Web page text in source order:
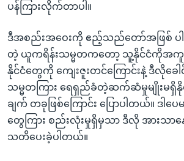
ပန်ကြားလိုက်တာပါ။
ဒီအစည်းအဝေးကို ဧည့်သည်တော်အဖြစ် ပ
တဲ့ ယူကရိန်းသမ္မတကတော့ သူ့နိုင်ငံကိုအကူ
နိုင်ငံတွေကို ကျေးဇူးတင်ကြောင်းနဲ့ ဒီလိုခေါ
သမ္မတကြား ရေရှည်ခံတဲ့ဆက်ဆံမှုမျိုးမရှိ
ချက် တခုဖြစ်ကြောင်း ပြောပါတယ်။ ဒါပ
တွေကြား စည်းလုံးမှုရှိမှသာ ဒီလို အားသာနေ
သတိပေးခဲ့ပါတယ်။